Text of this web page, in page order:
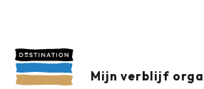
Mijn verblijf